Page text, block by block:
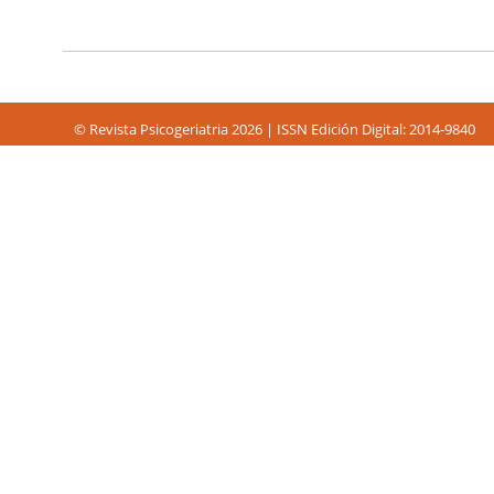
© Revista Psicogeriatria 2026 | ISSN Edición Digital: 2014-9840